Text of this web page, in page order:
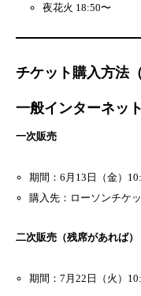
夜花火 18:50〜
チケット購入方法（
一般インターネッ
一次販売
期間：6月13日（金）
購入先：ローソンチケ
二次販売（残席があれば）
期間：7月22日（火）